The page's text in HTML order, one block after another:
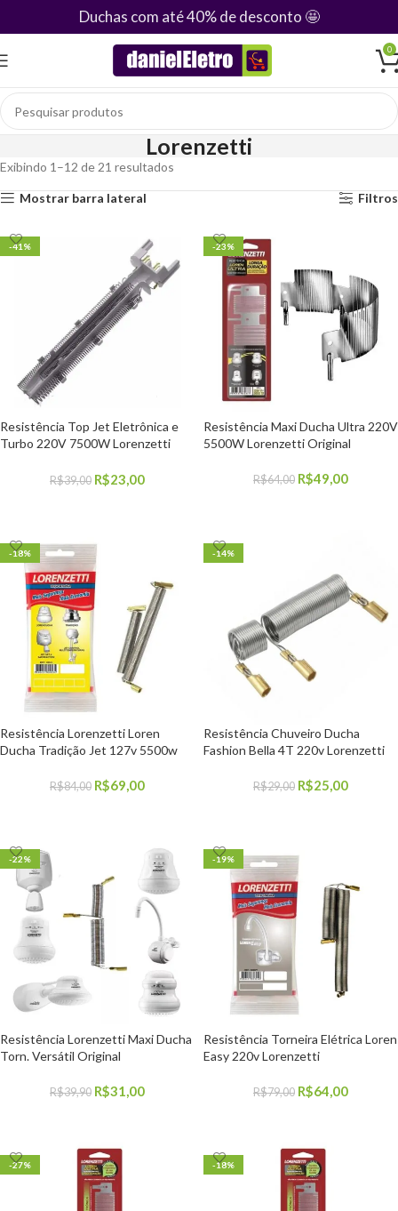
Duchas com até 40% de desconto 🤩
0
Lorenzetti
Exibindo 1–12 de 21 resultados
Mostrar barra lateral Filtros
-41%
Resistência Top Jet Eletrônica e
Turbo 220V 7500W Lorenzetti
R$39,00 R$23,00
-23%
Resistência Maxi Ducha Ultra 220V
5500W Lorenzetti Original
R$64,00 R$49,00
-18%
Resistência Lorenzetti Loren
Ducha Tradição Jet 127v 5500w
R$84,00 R$69,00
-14%
Resistência Chuveiro Ducha
Fashion Bella 4T 220v Lorenzetti
R$29,00 R$25,00
-22%
Resistência Lorenzetti Maxi Ducha
Torn. Versátil Original
R$39,90 R$31,00
-19%
Resistência Torneira Elétrica Loren
Easy 220v Lorenzetti
R$79,00 R$64,00
-27% -18%